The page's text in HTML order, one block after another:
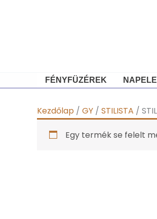
FÉNYFÜZÉREK
Kezdőlap / GY/ STILISTA /
Egy termék se felelt